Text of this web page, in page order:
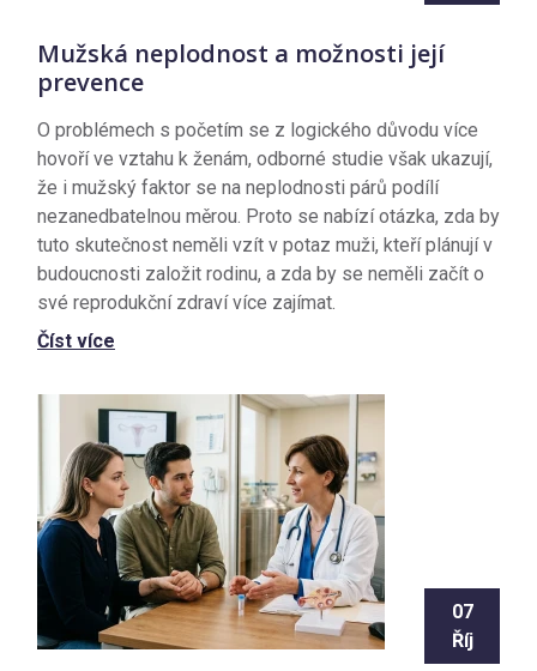
Mužská neplodnost a možnosti její
prevence
O problémech s početím se z logického důvodu více
hovoří ve vztahu k ženám, odborné studie však ukazují,
že i mužský faktor se na neplodnosti párů podílí
nezanedbatelnou měrou. Proto se nabízí otázka, zda by
tuto skutečnost neměli vzít v potaz muži, kteří plánují v
budoucnosti založit rodinu, a zda by se neměli začít o
své reprodukční zdraví více zajímat.
Číst více
07
Říj